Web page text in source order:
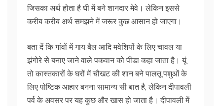
जिसका अर्थ होता है घी में बने शानदार मेवे। लेकिन इससे
करीब करीब अर्थ समझने में जरूर कुछ आसान हो जाएगा।
बता दें कि गांवों में गाय बैल आदि मवेशियों के लिए चावल या
झंगोरे से बनाए जाने वाले पकवान को पींडा कहा जाता है। यूं
तो कास्तकारों के घरों में चौखट की शान बने पालतू पशुओं के
लिए पोष्टिक आहार बनना सामान्य सी बात है, लेकिन दीपावली
पर्व के अवसर पर यह कुछ और खास हो जाता है। दीपावली में